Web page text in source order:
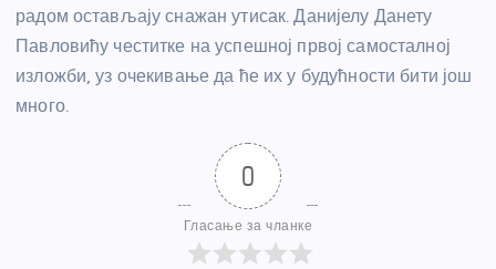
радом остављају снажан утисак. Данијелу Данету
Павловићу честитке на успешној првој самосталној
изложби, уз очекивање да ће их у будућности бити још
много.
0
Гласање за чланке